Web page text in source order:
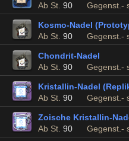
Ab St. 90 Gegenst.-
Kosmo-Nadel
Ab St. 90 Gegenst.-
Chondrit-Nadel
Ab St. 90 Gegenst.-
Kristallin-Nadel
Ab St. 90 Gegenst.-
Zoische Kristallin-
Ab St. 90 Gegenst.-